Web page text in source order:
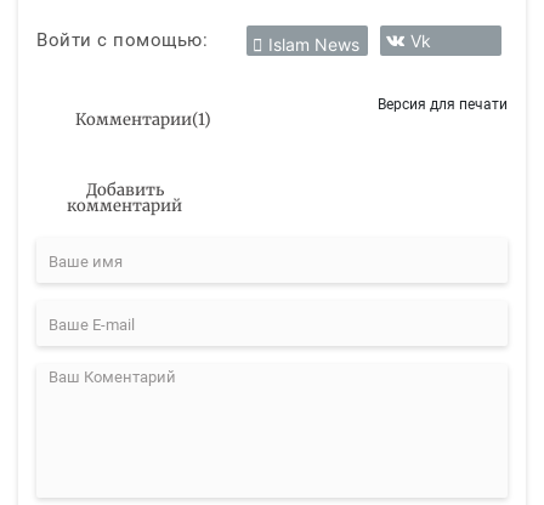
Войти с помощью: Islam News Vk
Комментарии(1)
Версия для печати
Добавить
комментарий